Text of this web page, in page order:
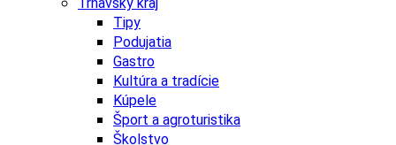
Tipy
Podujatia
Gastro
Kultúra a tradície
Kúpele
Šport a agroturistika
Školstvo